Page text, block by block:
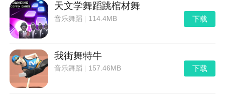
天文学舞蹈跳棺材舞
音乐舞蹈 114.4MB 下载
我街舞特牛
音乐舞蹈 157.46MB 下载